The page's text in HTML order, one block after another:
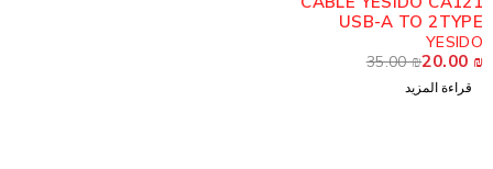
USB-A TO 2TYPE
YESIDO
35.00₪20.00
قراءة المزيد